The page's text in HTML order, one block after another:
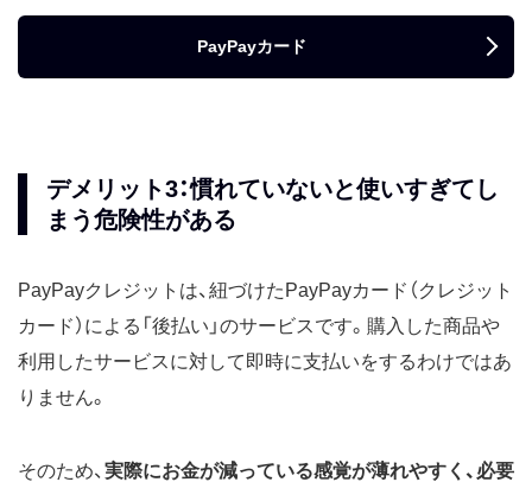
PayPayカード
デメリット3：慣れていないと使いすぎてし
まう危険性がある
PayPayクレジットは、紐づけたPayPayカード（クレジット
カード）による「後払い」のサービスです。購入した商品や
利用したサービスに対して即時に支払いをするわけではあ
りません。
そのため、 実際にお金が減っている感覚が薄れやすく、必要